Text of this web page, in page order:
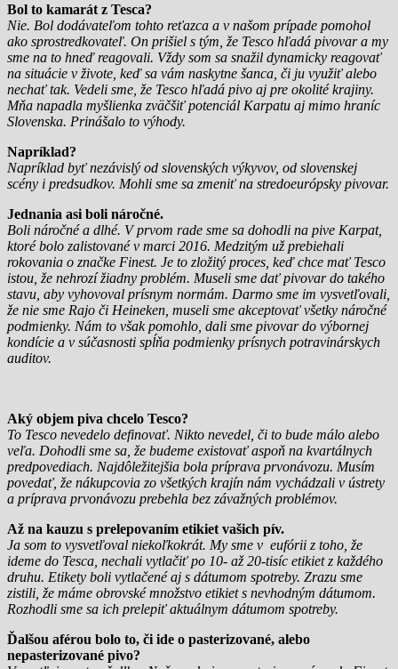
Bol to kamarát z Tesca?
Nie. Bol dodávateľom tohto reťazca a v našom prípade pomohol
ako sprostredkovateľ. On prišiel s tým, že Tesco hľadá pivovar a my
sme na to hneď reagovali. Vždy som sa snažil dynamicky reagovať
na situácie v živote, keď sa vám naskytne šanca, či ju využiť alebo
nechať tak. Vedeli sme, že Tesco hľadá pivo aj pre okolité krajiny.
Mňa napadla myšlienka zväčšiť potenciál Karpatu aj mimo hraníc
Slovenska. Prinášalo to výhody.
Napríklad?
Napríklad byť nezávislý od slovenských výkyvov, od slovenskej
scény i predsudkov. Mohli sme sa zmeniť na stredoeurópsky pivovar.
Jednania asi boli náročné.
Boli náročné a dlhé. V prvom rade sme sa dohodli na pive Karpat,
ktoré bolo zalistované v marci 2016. Medzitým už prebiehali
rokovania o značke Finest. Je to zložitý proces, keď chce mať Tesco
istou, že nehrozí žiadny problém. Museli sme dať pivovar do takého
stavu, aby vyhovoval prísnym normám. Darmo sme im vysvetľovali,
že nie sme Rajo či Heineken, museli sme akceptovať všetky náročné
podmienky. Nám to však pomohlo, dali sme pivovar do výbornej
kondície a v súčasnosti spĺňa podmienky prísnych potravinárskych
auditov.
Aký objem piva chcelo Tesco?
To Tesco nevedelo definovať. Nikto nevedel, či to bude málo alebo
veľa. Dohodli sme sa, že budeme existovať aspoň na kvartálnych
predpovediach. Najdôležitejšia bola príprava prvonávozu. Musím
povedať, že nákupcovia zo všetkých krajín nám vychádzali v ústrety
a príprava prvonávozu prebehla bez závažných problémov.
Až na kauzu s prelepovaním etikiet vašich pív.
Ja som to vysvetľoval niekoľkokrát. My sme v eufórii z toho, že
ideme do Tesca, nechali vytlačiť po 10- až 20-tisíc etikiet z každého
druhu. Etikety boli vytlačené aj s dátumom spotreby. Zrazu sme
zistili, že máme obrovské množstvo etikiet s nevhodným dátumom.
Rozhodli sme sa ich prelepiť aktuálnym dátumom spotreby.
Ďalšou aférou bolo to, či ide o pasterizované, alebo
nepasterizované pivo?